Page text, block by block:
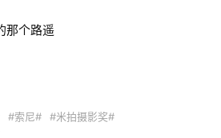
那个路遥
#索尼#
#米拍摄影奖#